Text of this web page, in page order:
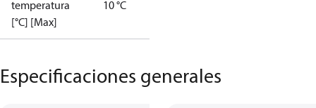
temperatura
[°C] [Max]
10 °C
Especificaciones generales